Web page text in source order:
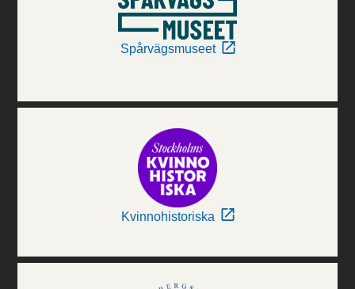
Spårvägsmuseet
Kvinnohistoriska